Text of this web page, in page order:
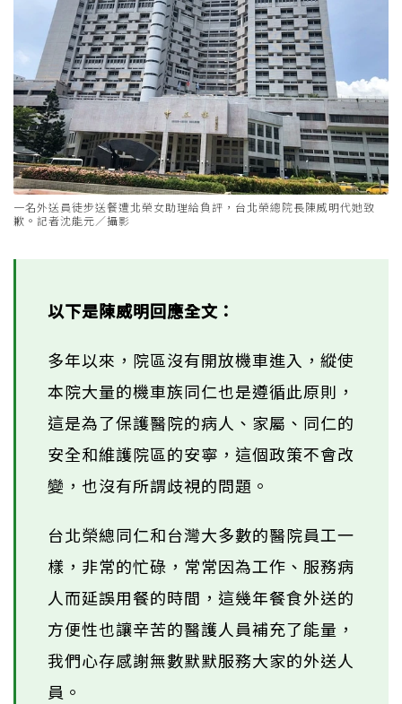
一名外送員徒步送餐遭北榮女助理給負評，台北榮總院長陳威明代她致
歉。記者沈能元／攝影
以下是陳威明回應全文：
多年以來，院區沒有開放機車進入，縱使
本院大量的機車族同仁也是遵循此原則，
這是為了保護醫院的病人、家屬、同仁的
安全和維護院區的安寧，這個政策不會改
變，也沒有所謂歧視的問題。
台北榮總同仁和台灣大多數的醫院員工一
樣，非常的忙碌，常常因為工作、服務病
人而延誤用餐的時間，這幾年餐食外送的
方便性也讓辛苦的醫護人員補充了能量，
我們心存感謝無數默默服務大家的外送人
員。